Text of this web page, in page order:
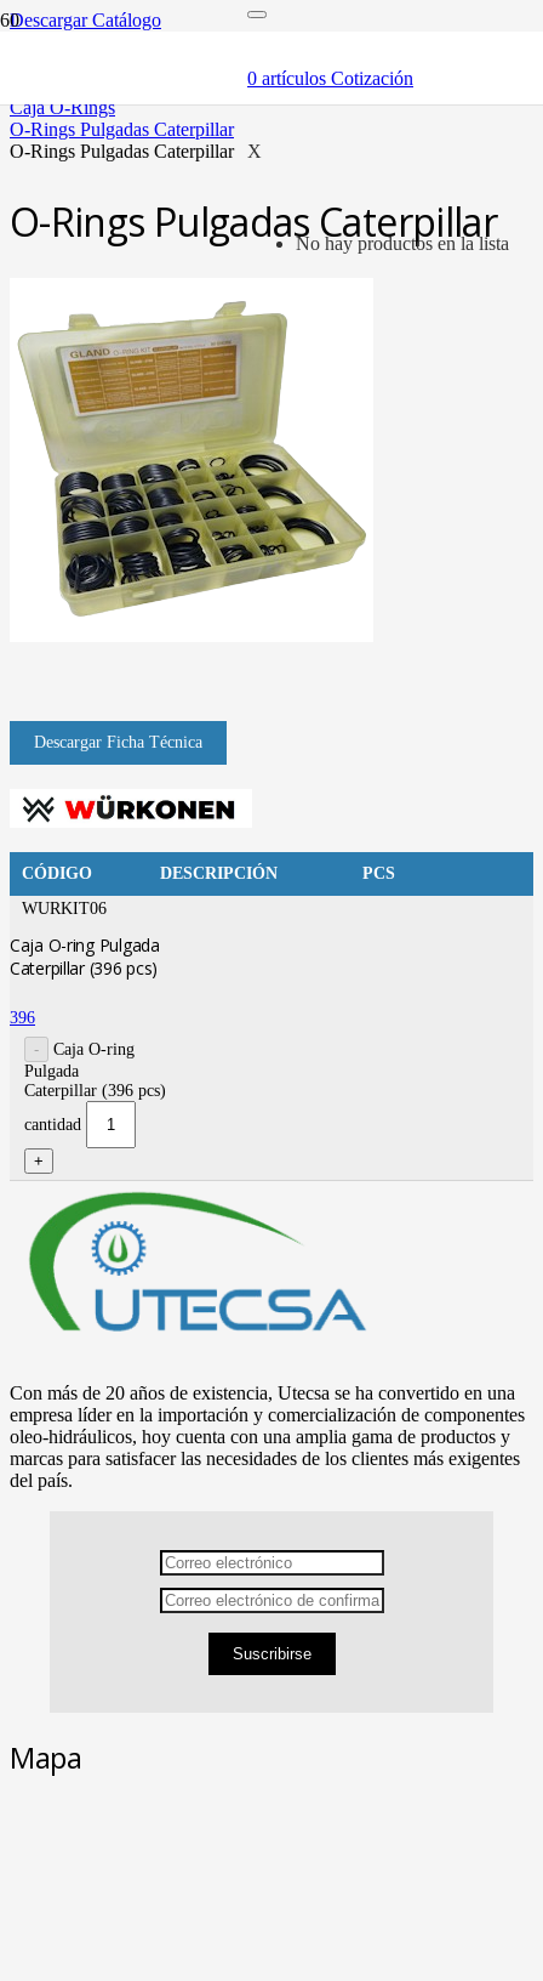
0 artículos Cotización
X
No hay productos en la lista
Descargar Catálogo
caja o-rings
o-rings pulgadas caterpillar
o-rings pulgadas caterpillar
O-Rings Pulgadas Caterpillar
CÓDIGO DESCRIPCIÓN
PCS
WURKIT06
Caja O-ring Pulgada
Caterpillar (396 pcs)
396
Caja O-ring
Pulgada
Caterpillar (396 pcs)
cantidad
Con más de 20 años de existencia, Utecsa se ha convertido en una
empresa líder en la importación y comercialización de componentes
oleo-hidráulicos, hoy cuenta con una amplia gama de productos y
marcas para satisfacer las necesidades de los clientes más exigentes
del país.
Suscribirse
Mapa